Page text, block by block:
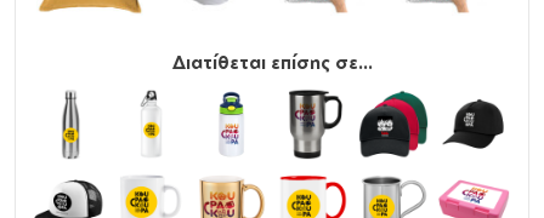
Διατίθεται επίσης σε...